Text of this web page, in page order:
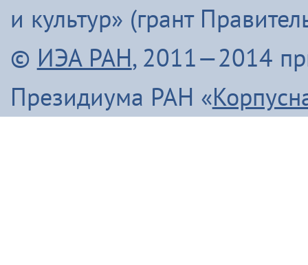
и культур» (грант
© ИЭА РАН, 2011—2014
Президиума РАН «